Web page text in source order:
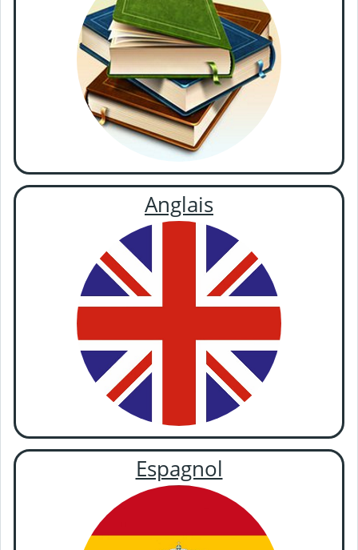
Anglais
Espagnol